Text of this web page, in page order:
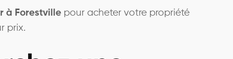
à Forestville pour acheter votre propriété
prix.